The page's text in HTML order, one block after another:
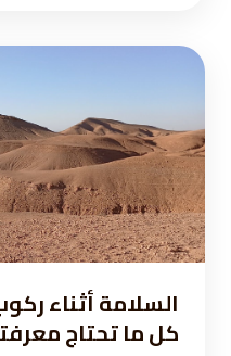
السلامة أثناء
كل ما تحتاج